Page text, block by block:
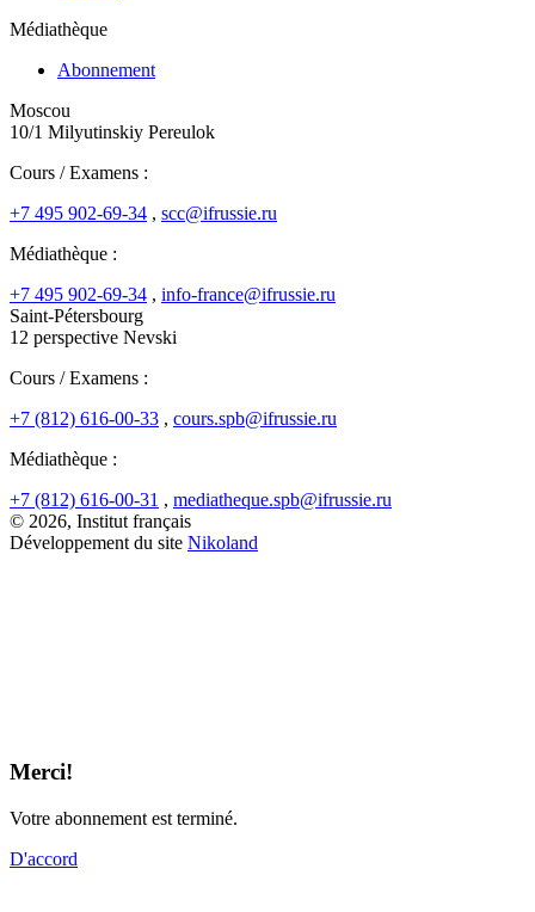
Médiathèque
Abonnement
Moscou
10/1 Milyutinskiy Pereulok
Cours / Examens :
+7 495 902-69-34 , scc@ifrussie.ru
Médiathèque :
+7 495 902-69-34 , info-france@ifrussie.ru
Saint-Pétersbourg
12 perspective Nevski
Cours / Examens :
+7 (812) 616-00-33 , cours.spb@ifrussie.ru
Médiathèque :
+7 (812) 616-00-31 , mediatheque.spb@ifrussie.ru
© 2026, Institut français
Développement du site Nikoland
Merci!
Votre abonnement est terminé.
D'accord